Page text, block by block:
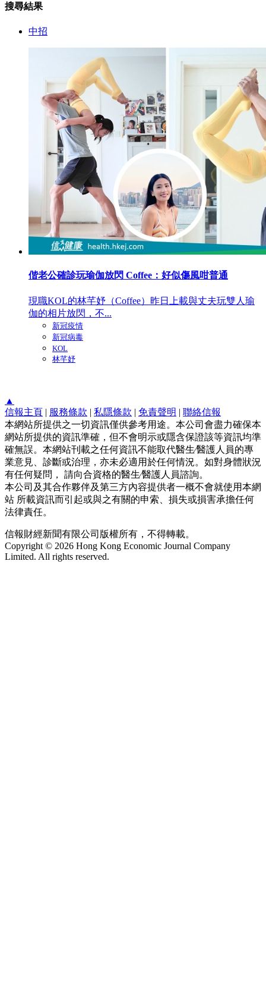
搜尋結果
中招
偕老公確診玩瑜伽放閃 Coffee：好似傷風咁普通
現職KOL的林芊妤（Coffee）昨日上載與丈夫玩雙人瑜
伽的相片放閃，不...
新冠疫情
新冠病毒
KOL
林芊妤
▲
信報主頁 | 服務條款 | 私隱條款 | 免責聲明 | 聯絡信報
本網站所提供之一切資訊僅供參考用途。本公司會盡力確保本
網站所提供的資訊準確，但不會明示或隱含保證該等資訊均準
確無誤。本網站刊載之任何資訊不能取代醫生∕醫護人員的專
業意見、診斷或治理，亦未必適用於任何情況。如對身體狀況
有任何疑問， 請向合資格的醫生∕醫護人員諮詢。
本公司及其合作夥伴及第三方內容提供者一概不會就使用本網
站 所載資訊而引起或與之有關的申索、損失或損害承擔任何
法律責任。
信報財經新聞有限公司版權所有，不得轉載。
Copyright © 2026 Hong Kong Economic Journal Company
Limited. All rights reserved.